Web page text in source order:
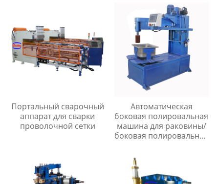
Портальный сварочный
аппарат для сварки
проволочной сетки
Автоматическая
боковая полировальная
машина для раковины/
боковая полировальная